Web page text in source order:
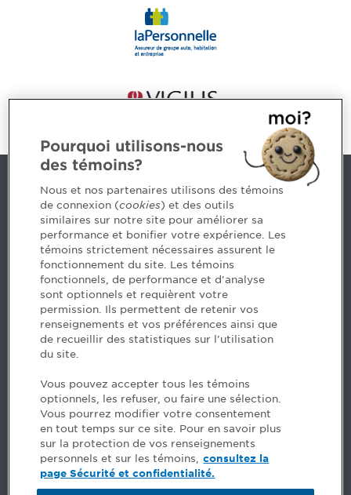
Nous joindre
5, Place Ville Marie, bureau 800, Montréal (Québec)
H3B 2G2
www.cpaquebec.ca
Des questions? Faites appel à notre équipe >
Envie de mettre de l’Ordre dans votre carrière? Voyez
les postes disponibles >
Facebook - Devenir CPA
Instagram
LinkedIn - CPA
LinkedIn - 20 minutes CPA
LinkedIn - Emploi CPA
TikTok
Pourquoi utilisons-nous
des témoins?
Nous et nos partenaires utilisons des témoins
de connexion (cookies) et des outils
similaires sur notre site pour améliorer sa
performance et bonifier votre expérience. Les
témoins strictement nécessaires assurent le
fonctionnement du site. Les témoins
fonctionnels, de performance et d'analyse
sont optionnels et requièrent votre
permission. Ils permettent de retenir vos
renseignements et vos préférences ainsi que
de recueillir des statistiques sur l'utilisation
du site.
Vous pouvez accepter tous les témoins
optionnels, les refuser, ou faire une sélection.
Vous pourrez modifier votre consentement
en tout temps sur ce site. Pour en savoir plus
sur la protection de vos renseignements
personnels et sur les témoins, consultez la
page Sécurité et confidentialité.